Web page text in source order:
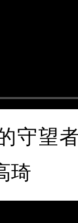
望者
琦